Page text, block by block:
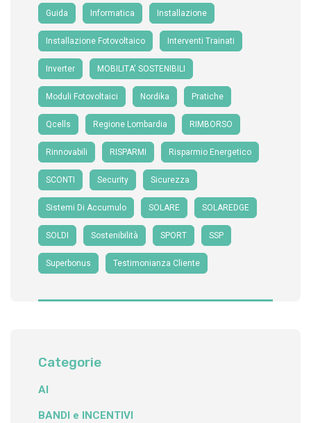
Guida Informatica Installazione
Installazione Fotovoltaico Interventi Trainati
Inverter MOBILITA' SOSTENIBILI
Moduli Fotovoltaici Nordika Pratiche
Qcells Regione Lombardia RIMBORSO
Rinnovabili RISPARMI Risparmio Energetico
SCONTI Security Sicurezza
Sistemi Di Accumulo SOLARE SOLAREDGE
SOLDI Sostenibilità SPORT SSP
Superbonus Testimonianza Cliente
Categorie
AI
BANDI e INCENTIVI